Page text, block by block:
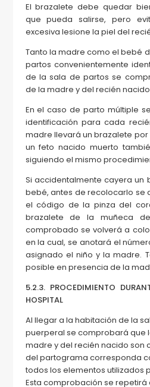
El brazalete debe quedar
que pueda salirse, pero
excesiva lesione la piel del
Tanto la madre como el bebé
partos convenientemente
de la sala de partos se
de la madre y del recién
En el caso de parto múltiple
identificación para cada
madre llevará un brazalete por
un feto nacido muerto
siguiendo el mismo
Si accidentalmente cayera un
bebé, antes de recolocarlo se
el código de la pinza del
brazalete de la muñeca
comprobado se volverá a
en la cual, se anotará el
asignado el niño y la madre.
posible en presencia de la
5.2.3. PROCEDIMIENTO
HOSPITAL
Al llegar a la habitación de la
puerperal se comprobará que
madre y del recién nacido son
del partograma corresponda
todos los elementos utilizados
Esta comprobación se repetirá